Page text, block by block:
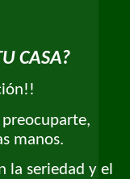
CASA?
manos.
la seriedad y el